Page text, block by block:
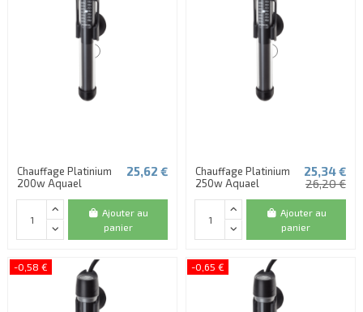
Chauffage Platinium
200w Aquael
25,62 €
Ajouter au
panier
Chauffage Platinium
250w Aquael
25,34 €
26,20 €
Ajouter au
panier
-0,58 € -0,65 €